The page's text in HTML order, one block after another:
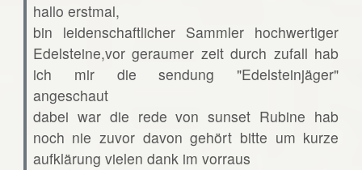
hallo erstmal,
bin leidenschaftlicher Sammler hochwertiger
Edelsteine,vor geraumer zeit durch zufall hab
ich mir die sendung "Edelsteinjäger"
angeschaut
dabei war die rede von sunset Rubine hab
noch nie zuvor davon gehört bitte um kurze
aufklärung vielen dank im vorraus